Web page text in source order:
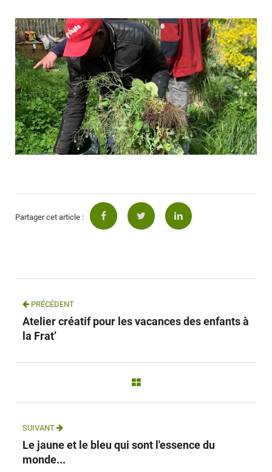
Partager cet article :
PRÉCÉDENT
Atelier créatif pour les vacances des enfants à
la Frat’
SUIVANT
Le jaune et le bleu qui sont l'essence du
monde...